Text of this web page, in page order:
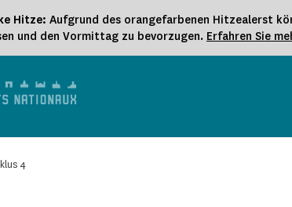
Hitze: Aufgrund des orangefarbenen Hitzealerst
und den Vormittag zu bevorzugen. Erfahren Sie
4